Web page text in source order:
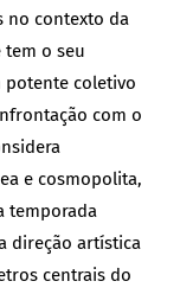
no contexto da
tem o seu
potente coletivo
com o
e cosmopolita,
temporada
direção artística
centrais do